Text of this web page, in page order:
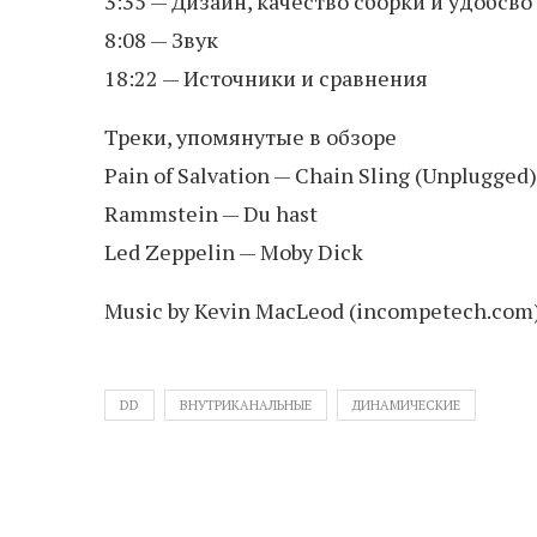
8:08 — Звук
18:22 — Источники и сравнения
Треки, упомянутые в обзоре
Pain of Salvation — Chain Sling (Unplugged)
Rammstein — Du hast
Led Zeppelin — Moby Dick
Music by Kevin MacLeod
DD ВНУТРИКАНАЛЬНЫЕ ДИНАМИЧЕСКИЕ